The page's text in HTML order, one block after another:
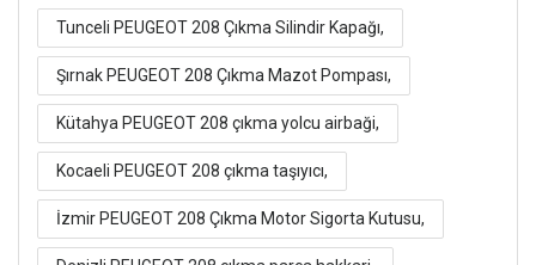
Tunceli PEUGEOT 208 Çıkma Silindir Kapağı,
Şırnak PEUGEOT 208 Çıkma Mazot Pompası,
Kütahya PEUGEOT 208 çıkma yolcu airbaği,
Kocaeli PEUGEOT 208 çıkma taşıyıcı,
İzmir PEUGEOT 208 Çıkma Motor Sigorta Kutusu,